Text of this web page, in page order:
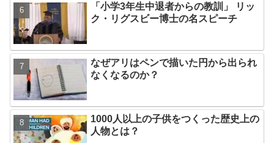
「小学3年生中退者からの教訓」 リッ
ク・リグスビー博士の名スピーチ
なぜアリはペンで描いた円から出られ
なくなるのか？
1000人以上の子供をつくった歴史上の
人物とは？